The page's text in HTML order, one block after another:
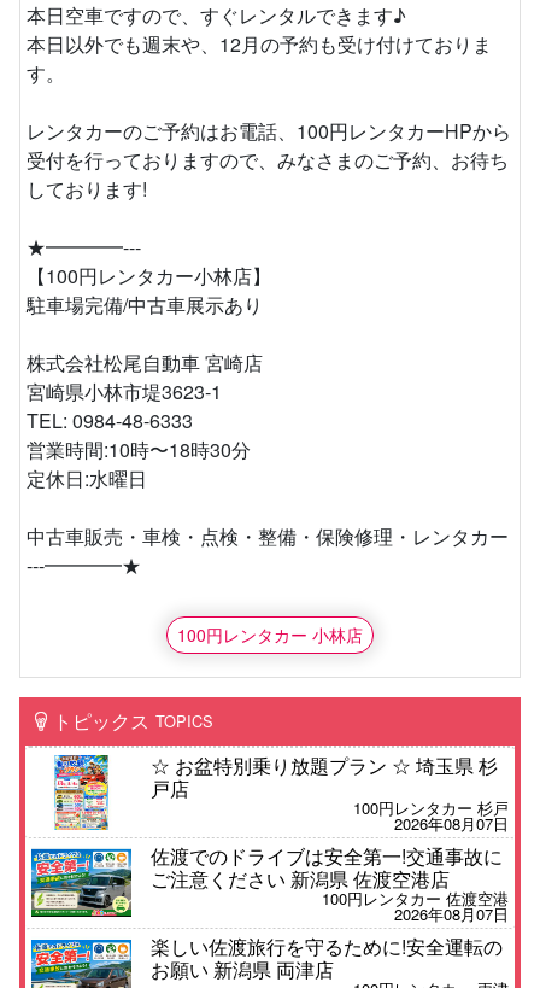
本日空車ですので、すぐレンタルできます♪
本日以外でも週末や、12月の予約も受け付けておりま
す。
レンタカーのご予約はお電話、100円レンタカーHPから
受付を行っておりますので、みなさまのご予約、お待ち
しております!
★━━━━---
【100円レンタカー小林店】
駐車場完備/中古車展示あり
株式会社松尾自動車 宮崎店
宮崎県小林市堤3623-1
TEL: 0984-48-6333
営業時間:10時〜18時30分
定休日:水曜日
中古車販売・車検・点検・整備・保険修理・レンタカー
---━━━━★
100円レンタカー 小林店
トピックス TOPICS
☆ お盆特別乗り放題プラン ☆ 埼玉県 杉
戸店
100円レンタカー 杉戸
2026年08月07日
佐渡でのドライブは安全第一!交通事故に
ご注意ください 新潟県 佐渡空港店
100円レンタカー 佐渡空港
2026年08月07日
楽しい佐渡旅行を守るために!安全運転の
お願い 新潟県 両津店